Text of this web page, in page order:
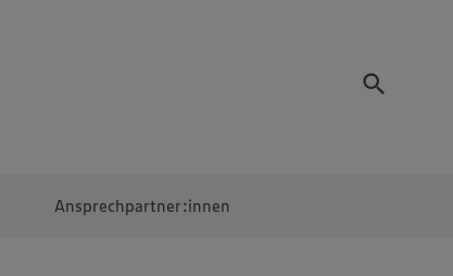
Ansprechpartner:innen